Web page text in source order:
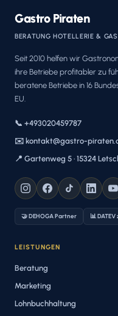
Gastro Piraten
BERATUNG HOTELLERIE &
Seit 2010 helfen wir
ihre Betriebe profitabler zu
beratene Betriebe in 16
EU.
📞 +493020459787
✉️ kontakt@gastro-
📍 Gartenweg 5 · 15324
🤝 DEHOGA Partner 📊
LEISTUNGEN
Beratung
Marketing
Lohnbuchhaltung